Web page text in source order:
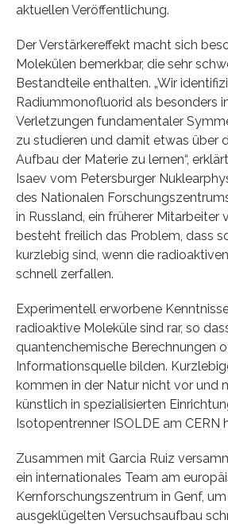
aktuellen Veröffentlichung.
Der Verstärkereffekt macht sich
Molekülen bemerkbar, die sehr
Bestandteile enthalten. „Wir
Radiummonofluorid als besonders
Verletzungen fundamentaler
zu studieren und damit etwas über
Aufbau der Materie zu lernen“,
Isaev vom Petersburger
des Nationalen
in Russland, ein früherer Mitarbeiter
besteht freilich das Problem, dass
kurzlebig sind, wenn die
schnell zerfallen.
Experimentell erworbene
radioaktive Moleküle sind rar, so
quantenchemische Berechnungen
Informationsquelle bilden.
kommen in der Natur nicht vor und
künstlich in spezialisierten
Isotopentrenner ISOLDE am CERN
Zusammen mit Garcia Ruiz
ein internationales Team am
Kernforschungszentrum in Genf,
ausgeklügelten Versuchsaufbau